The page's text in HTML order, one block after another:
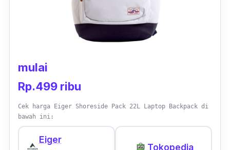
mulai
Rp.499 ribu
Cek harga Eiger Shoreside Pack 22L Laptop Backpack di
bawah ini:
Eiger
Tokopedia